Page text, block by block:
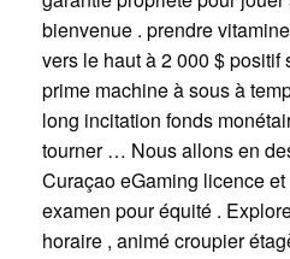
bienvenue . prendre
vers le haut à 2 000 $
prime machine à sous à
long incitation fonds
tourner … Nous allons en
Curaçao eGaming licence
examen pour équité .
horaire , animé croupier